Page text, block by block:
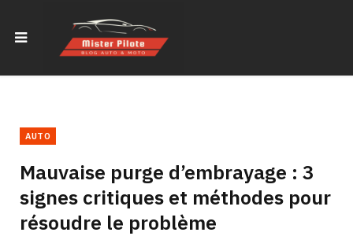
AUTO
Mauvaise purge d’embrayage : 3
signes critiques et méthodes pour
résoudre le problème